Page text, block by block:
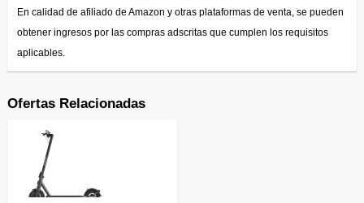
En calidad de afiliado de Amazon y otras plataformas de venta, se pueden
obtener ingresos por las compras adscritas que cumplen los requisitos
aplicables.
Ofertas Relacionadas